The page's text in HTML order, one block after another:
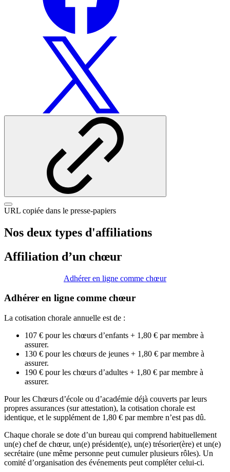
URL copiée dans le presse-papiers
Nos deux types d'affiliations
Affiliation d’un chœur
Adhérer en ligne comme chœur
Adhérer en ligne comme chœur
La cotisation chorale annuelle est de :
107 € pour les chœurs d’enfants + 1,80 € par membre à
assurer.
130 € pour les chœurs de jeunes + 1,80 € par membre à
assurer.
190 € pour les chœurs d’adultes + 1,80 € par membre à
assurer.
Pour les Chœursd’école ou d’académie déjà couverts par leurs
propres assurances (sur attestation), la cotisation chorale est
identique, et le supplément de 1,80 € par membre n’est pas dû.
Chaque chorale se dote d’un bureau qui comprend habituellement
un(e) chef de chœur, un(e) président(e), un(e) trésorier(ère) et un(e)
secrétaire (une même personne peut cumuler plusieurs rôles). Un
comité d’organisation des événements peut compléter celui-ci.